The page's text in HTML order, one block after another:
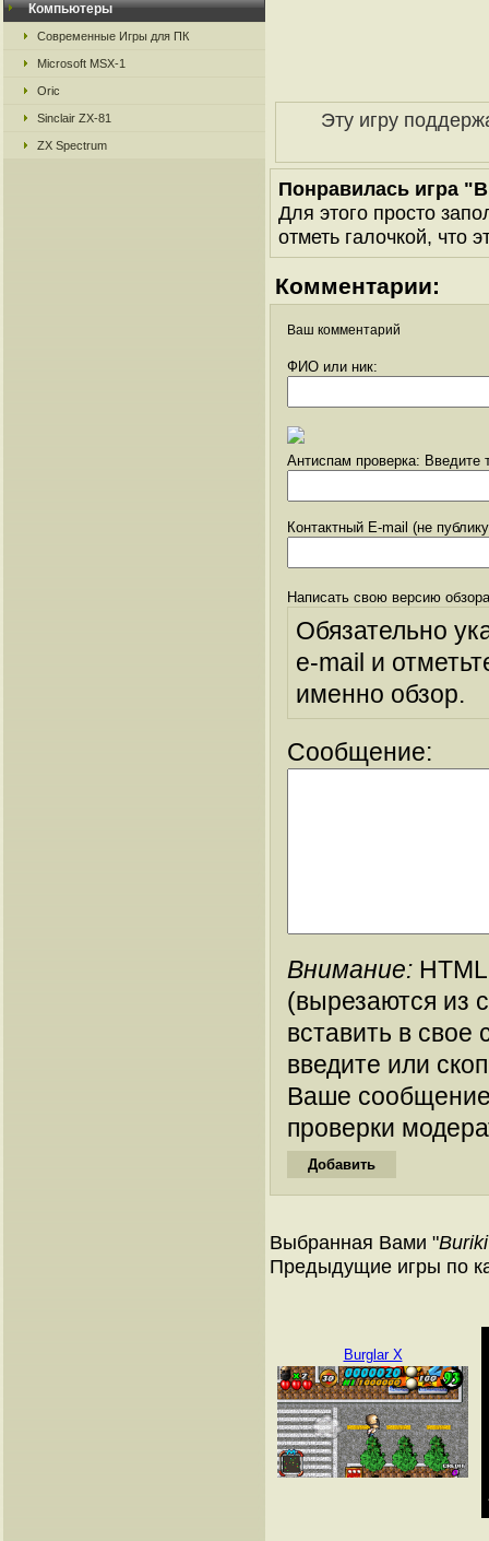
Компьютеры
Современные Игры для ПК
Microsoft MSX-1
Oric
Sinclair ZX-81
ZX Spectrum
Эту игру
Понравилась игра
Для этого просто
отметь галочкой, что
Комментарии:
Ваш комментарий
ФИО или ник:
Антиспам проверка: Введите
Контактный E-mail (не
Написать свою версию
Обязательно
e-mail и
именно обзор.
Сообщение:
Внимание:
(вырезаются из
вставить в
введите или
Ваше
проверки
Выбранная Вами "
Предыдущие игры по
Burglar X